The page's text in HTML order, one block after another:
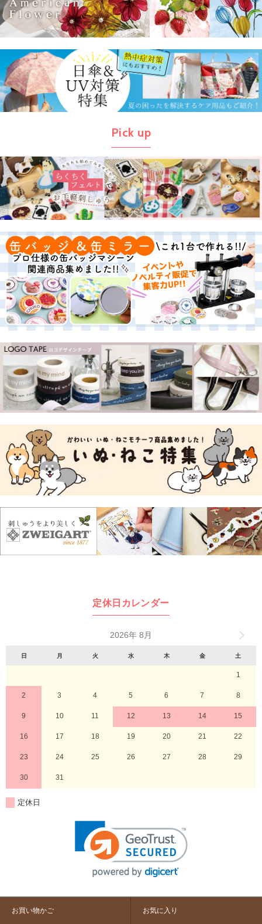
Pick up
定休日カレンダー
2026年 8月
日 月 火 水 木 金 土
1
2 3 4 5 6 7 8
9 10 11 12 13 14 15
16 17 18 19 20 21 22
23 24 25 26 27 28 29
30 31
定休日
お買い物かご お気に入り